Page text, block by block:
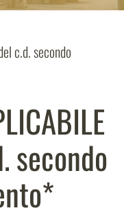
c.d. secondo
secondo